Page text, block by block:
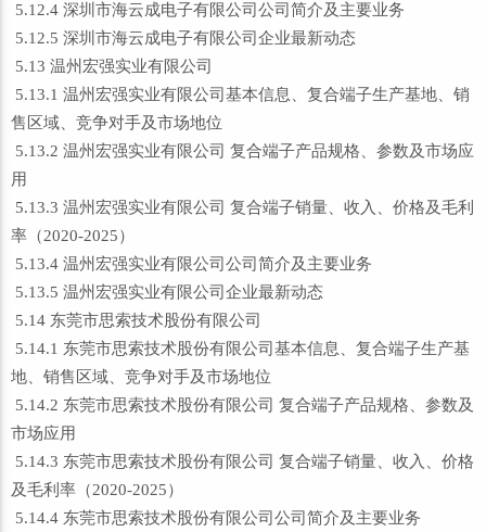
5.12.4 深圳市海云成电子有限公司公司简介及主要业务
5.12.5 深圳市海云成电子有限公司企业最新动态
5.13 温州宏强实业有限公司
5.13.1 温州宏强实业有限公司基本信息、复合端子生产基地、销
售区域、竞争对手及市场地位
5.13.2 温州宏强实业有限公司 复合端子产品规格、参数及市场应
用
5.13.3 温州宏强实业有限公司 复合端子销量、收入、价格及毛利
率（2020-2025）
5.13.4 温州宏强实业有限公司公司简介及主要业务
5.13.5 温州宏强实业有限公司企业最新动态
5.14 东莞市思索技术股份有限公司
5.14.1 东莞市思索技术股份有限公司基本信息、复合端子生产基
地、销售区域、竞争对手及市场地位
5.14.2 东莞市思索技术股份有限公司 复合端子产品规格、参数及
市场应用
5.14.3 东莞市思索技术股份有限公司 复合端子销量、收入、价格
及毛利率（2020-2025）
5.14.4 东莞市思索技术股份有限公司公司简介及主要业务